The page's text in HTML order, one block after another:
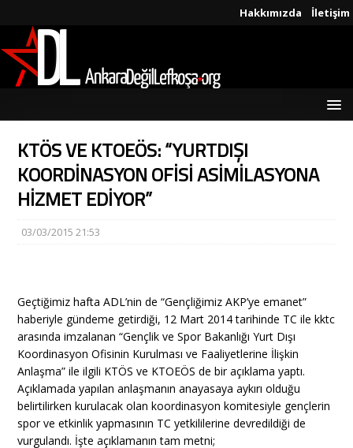
Hakkımızda İletişim
KTÖS VE KTOEÖS: “YURTDIŞI
KOORDİNASYON OFİSİ ASİMİLASYONA
HİZMET EDİYOR”
03/03/2015 21:53
Geçtiğimiz hafta ADL’nin de “Gençliğimiz AKP’ye emanet”
haberiyle gündeme getirdiği, 12 Mart 2014 tarihinde TC ile kktc
arasında imzalanan “Gençlik ve Spor Bakanlığı Yurt Dışı
Koordinasyon Ofisinin Kurulması ve Faaliyetlerine İlişkin
Anlaşma” ile ilgili KTÖS ve KTOEÖS de bir açıklama yaptı.
Açıklamada yapılan anlaşmanın anayasaya aykırı olduğu
belirtilirken kurulacak olan koordinasyon komitesiyle gençlerin
spor ve etkinlik yapmasının TC yetkililerine devredildiği de
vurgulandı. İşte açıklamanın tam metni;